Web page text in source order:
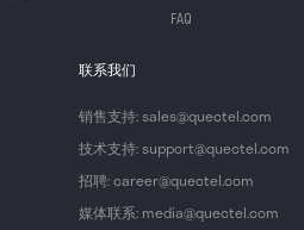
FAQ
联系我们
销售支持: sales@quectel.com
技术支持: support@quectel.com
招聘: career@quectel.com
媒体联系: media@quectel.com